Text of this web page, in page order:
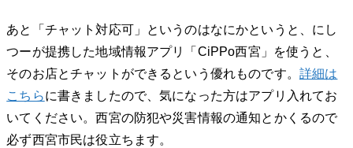
あと「チャット対応可」というのはなにかというと、にし
つーが提携した地域情報アプリ「CiPPo西宮」を使うと、
そのお店とチャットができるという優れものです。 詳細は
こちらに書きましたので、気になった方はアプリ入れてお
いてください。西宮の防犯や災害情報の通知とかくるので
必ず西宮市民は役立ちます。